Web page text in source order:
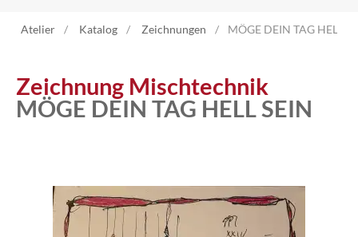
Atelier
Atelier Katalog Zeichnungen MÖGE DEIN TAG HELL
Zeichnung Mischtechnik
MÖGE DEIN TAG HELL SEIN